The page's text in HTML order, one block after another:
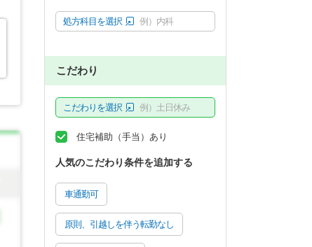
処方科目を選択 例）内科
こだわり
こだわりを選択 例）土日休み
住宅補助（手当）あり
人気のこだわり条件を追加する
車通勤可
原則、引越しを伴う転勤なし